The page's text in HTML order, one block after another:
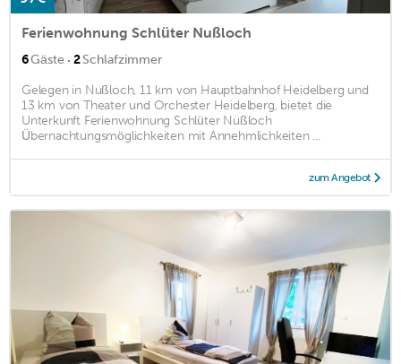
Ferienwohnung Schlüter Nußloch
6Gäste · 2Schlafzimmer
Gelegen in Nußloch, 11 km von Hauptbahnhof Heidelberg und
13 km von Theater und Orchester Heidelberg, bietet die
Unterkunft Ferienwohnung Schlüter Nußloch
Übernachtungsmöglichkeiten mit Annehmlichkeiten ...
zum Angebot